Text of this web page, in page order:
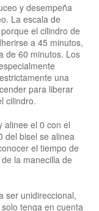
y desempeña
La escala de
el cilindro de
a 45 minutos,
de 60 minutos. Los
una
para liberar
cilindro.
alinee el 0 con el
del bisel se alinea
el tiempo de
la manecilla de
ser unidireccional,
tenga en cuenta